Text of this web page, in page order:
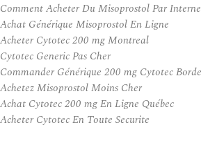
Comment Acheter Du Misoprostol Par
Achat Générique Misoprostol En Ligne
Acheter Cytotec 200 mg Montreal
Cytotec Generic Pas Cher
Commander Générique 200 mg Cytotec
Achetez Misoprostol Moins Cher
Achat Cytotec 200 mg En Ligne Québec
Acheter Cytotec En Toute Securite